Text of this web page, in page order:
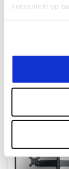
verzameld op
Recent